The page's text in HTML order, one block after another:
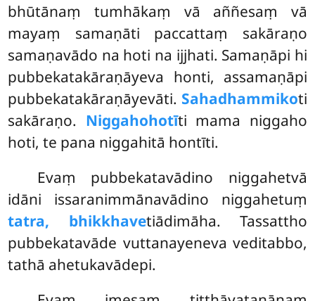
bhūtānaṃ tumhākaṃ vā aññesaṃ vā
mayaṃ samaṇāti paccattaṃ sakāraṇo
samaṇavādo na hoti na ijjhati. Samaṇāpi hi
pubbekatakāraṇāyeva honti, assamaṇāpi
pubbekatakāraṇāyevāti. Sahadhammikoti
sakāraṇo. Niggahohotīti mama niggaho
hoti, te pana niggahitā hontīti.
Evaṃ pubbekatavādino niggahetvā
idāni issaranimmānavādino niggahetuṃ
tatra, bhikkhavetiādimāha. Tassattho
pubbekatavāde vuttanayeneva veditabbo,
tathā ahetukavādepi.